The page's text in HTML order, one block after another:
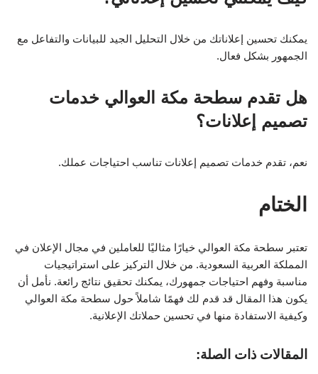
يمكنك تحسين إعلاناتك من خلال التحليل الجيد للبيانات والتفاعل مع
الجمهور بشكل فعال.
هل تقدم سطحة مكة العوالي خدمات
تصميم إعلانات؟
نعم، تقدم خدمات تصميم إعلانات تناسب احتياجات عملك.
الختام
تعتبر سطحة مكة العوالي خيارًا مثاليًا للعاملين في مجال الإعلان في
المملكة العربية السعودية. من خلال التركيز على استراتيجيات
مناسبة وفهم احتياجات جمهورك، يمكنك تحقيق نتائج رائعة. نأمل أن
يكون هذا المقال قد قدم لك فهمًا شاملاً حول سطحة مكة العوالي
وكيفية الاستفادة منها في تحسين حملاتك الإعلانية.
المقالات ذات الصلة: